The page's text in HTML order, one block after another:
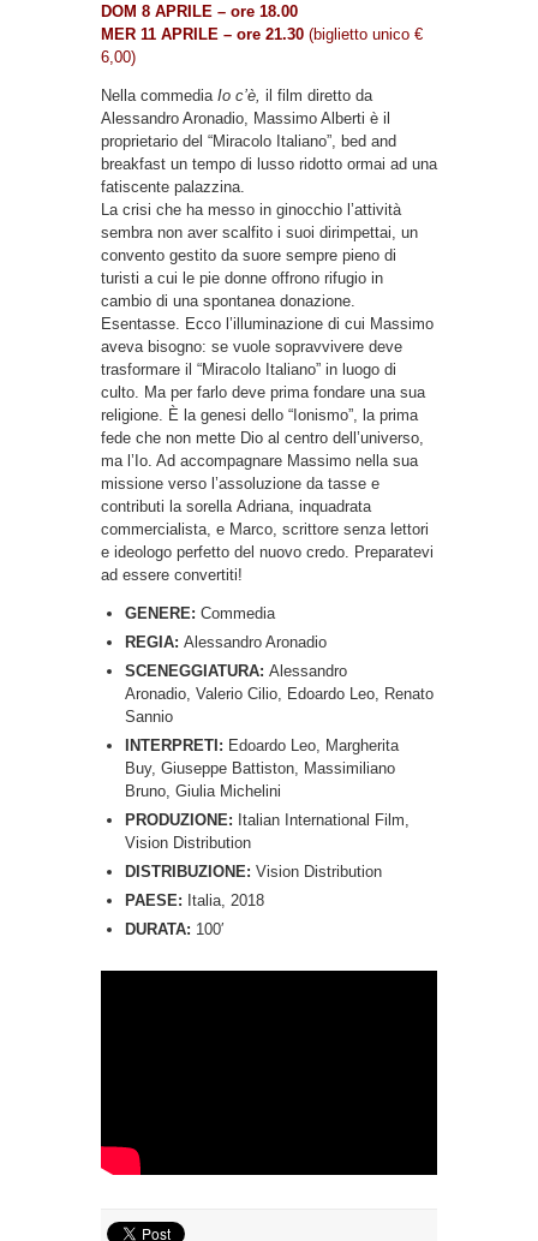
DOM 8 APRILE – ore 18.00
MER 11 APRILE – ore 21.30 (biglietto unico €
6,00)
Nella commedia Io c’è, il film diretto da
Alessandro Aronadio, Massimo Alberti è il
proprietario del “Miracolo Italiano”, bed and
breakfast un tempo di lusso ridotto ormai ad una
fatiscente palazzina.
La crisi che ha messo in ginocchio l’attività
sembra non aver scalfito i suoi dirimpettai, un
convento gestito da suore sempre pieno di
turisti a cui le pie donne offrono rifugio in
cambio di una spontanea donazione.
Esentasse. Ecco l’illuminazione di cui Massimo
aveva bisogno: se vuole sopravvivere deve
trasformare il “Miracolo Italiano” in luogo di
culto. Ma per farlo deve prima fondare una sua
religione. È la genesi dello “Ionismo”, la prima
fede che non mette Dio al centro dell’universo,
ma l’Io. Ad accompagnare Massimo nella sua
missione verso l’assoluzione da tasse e
contributi la sorella Adriana, inquadrata
commercialista, e Marco, scrittore senza lettori
e ideologo perfetto del nuovo credo. Preparatevi
ad essere convertiti!
GENERE: Commedia
REGIA: Alessandro Aronadio
SCENEGGIATURA: Alessandro
Aronadio, Valerio Cilio, Edoardo Leo, Renato
Sannio
INTERPRETI: Edoardo Leo, Margherita
Buy, Giuseppe Battiston, Massimiliano
Bruno, Giulia Michelini
PRODUZIONE: Italian International Film,
Vision Distribution
DISTRIBUZIONE: Vision Distribution
PAESE: Italia, 2018
DURATA: 100′